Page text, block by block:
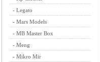
- Legato
- Mars Models
- MB Master Box
- Meng
- Mikro Mir